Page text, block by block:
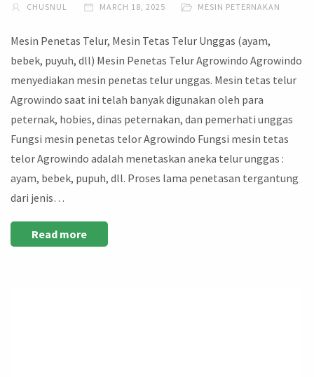
CHUSNUL MARCH 18, 2025 MESIN PETERNAKAN
Mesin Penetas Telur, Mesin Tetas Telur Unggas (ayam,
bebek, puyuh, dll) Mesin Penetas Telur Agrowindo Agrowindo
menyediakan mesin penetas telur unggas. Mesin tetas telur
Agrowindo saat ini telah banyak digunakan oleh para
peternak, hobies, dinas peternakan, dan pemerhati unggas
Fungsi mesin penetas telor Agrowindo Fungsi mesin tetas
telor Agrowindo adalah menetaskan aneka telur unggas :
ayam, bebek, pupuh, dll. Proses lama penetasan tergantung
dari jenis…
Read more